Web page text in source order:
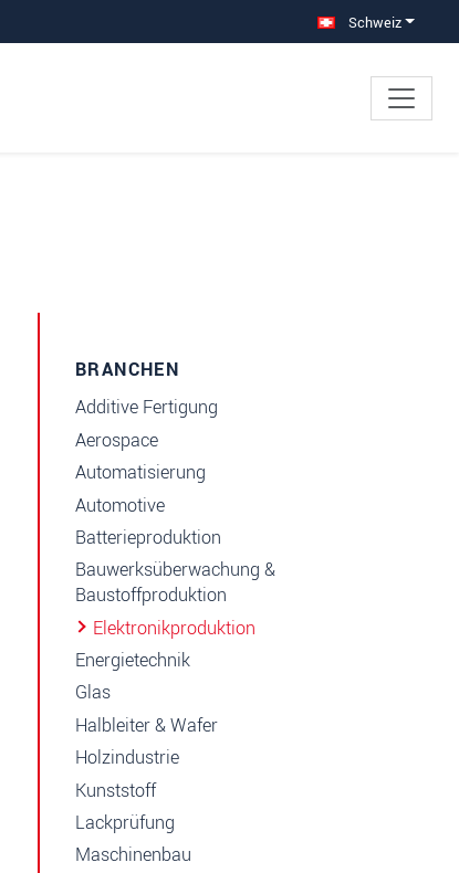
Schweiz
BRANCHEN
Additive Fertigung
Aerospace
Automatisierung
Automotive
Batterieproduktion
Bauwerksüberwachung &
Baustoffproduktion
Elektronikproduktion
Energietechnik
Glas
Halbleiter & Wafer
Holzindustrie
Kunststoff
Lackprüfung
Maschinenbau